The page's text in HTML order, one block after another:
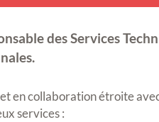
des Services
en collaboration étroite
services :